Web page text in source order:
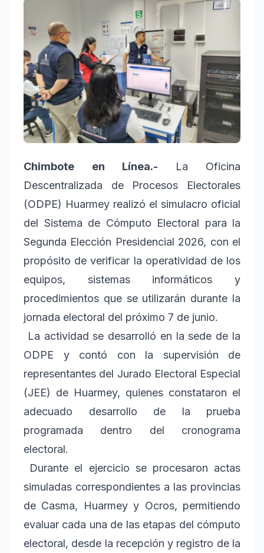
Chimbote en Línea.-
La Oficina
Descentralizada de Procesos Electorales
(ODPE) Huarmey realizó el simulacro oficial
del Sistema de Cómputo Electoral para la
Segunda Elección Presidencial 2026, con el
propósito de verificar la operatividad de los
equipos, sistemas informáticos y
procedimientos que se utilizarán durante la
jornada electoral del próximo 7 de junio.
La actividad se desarrolló en la sede de la
ODPE y contó con la supervisión de
representantes del Jurado Electoral Especial
(JEE) de Huarmey, quienes constataron el
adecuado desarrollo de la prueba
programada dentro del cronograma
electoral.
Durante el ejercicio se procesaron actas
simuladas correspondientes a las provincias
de Casma, Huarmey y Ocros, permitiendo
evaluar cada una de las etapas del cómputo
electoral, desde la recepción y registro de la